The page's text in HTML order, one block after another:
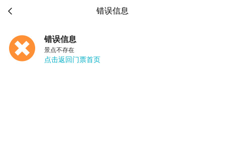
 错误信息
错误信息
景点不存在
点击返回门票首页